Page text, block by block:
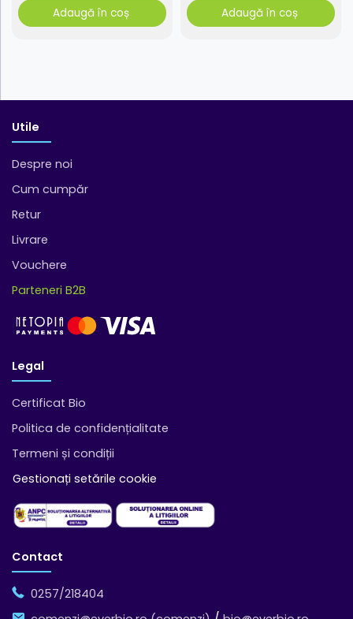
Adaugă în coș Adaugă în coș
Utile
Despre noi
Cum cumpăr
Retur
Livrare
Vouchere
Parteneri B2B
Legal
Certificat Bio
Politica de confidențialitate
Termeni și condiții
Gestionați setările cookie
Contact
0257/218404